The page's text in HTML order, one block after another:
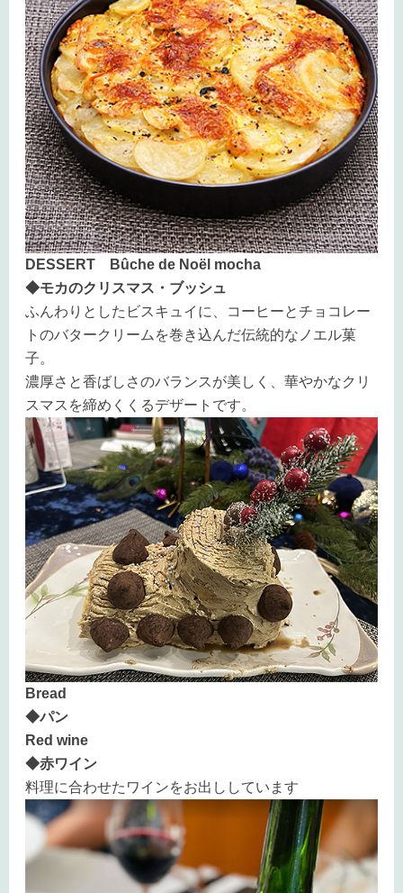
DESSERT Bûche de Noël mocha
◆モカのクリスマス・ブッシュ
ふんわりとしたビスキュイに、コーヒーとチョコレー
トのバタークリームを巻き込んだ伝統的なノエル菓
子。
濃厚さと香ばしさのバランスが美しく、華やかなクリ
スマスを締めくくるデザートです。
Bread
◆パン
Red wine
◆赤ワイン
料理に合わせたワインをお出ししています